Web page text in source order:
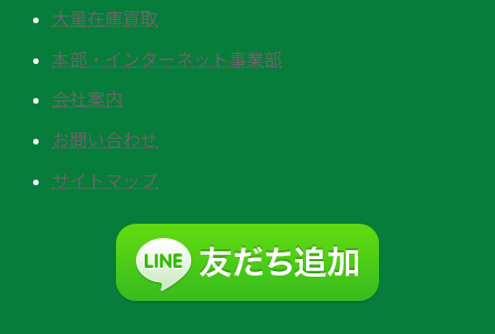
大量在庫買取
本部・インターネット事業部
会社案内
お問い合わせ
サイトマップ